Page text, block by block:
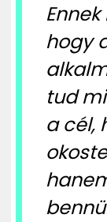
hogy
tud
a cél,